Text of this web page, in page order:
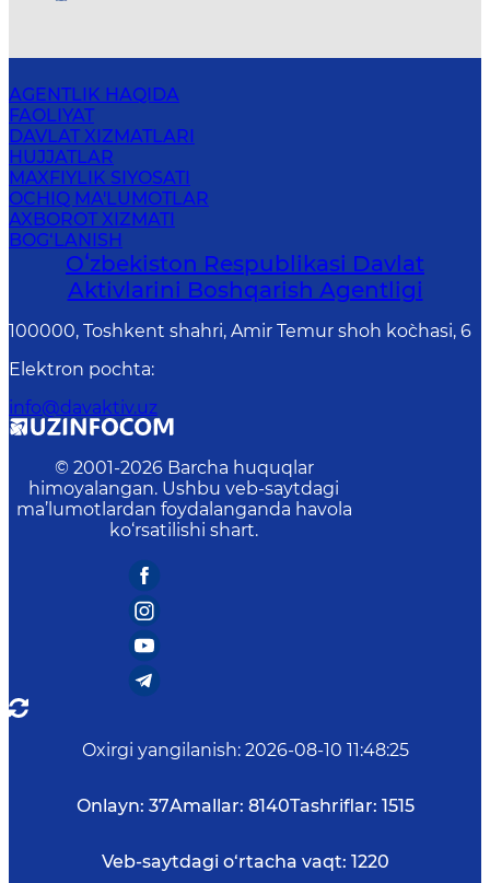
AGENTLIK HAQIDA
FAOLIYAT
DAVLAT XIZMATLARI
HUJJATLAR
MAXFIYLIK SIYOSATI
OCHIQ MA'LUMOTLAR
AXBOROT XIZMATI
BOG‘LANISH
Oʻzbekiston Respublikasi Davlat
Aktivlarini Boshqarish Agentligi
100000, Toshkent shahri, Amir Temur shoh ko`chasi, 6
Elektron pochta:
info@davaktiv.uz
© 2001-2026 Barcha huquqlar
himoyalangan. Ushbu veb-saytdagi
ma’lumotlardan foydalanganda havola
ko‘rsatilishi shart.
Oxirgi yangilanish: 2026-08-10 11:48:25
Onlayn: 37Amallar: 8140Tashriflar: 1515
Veb-saytdagi o‘rtacha vaqt: 1220